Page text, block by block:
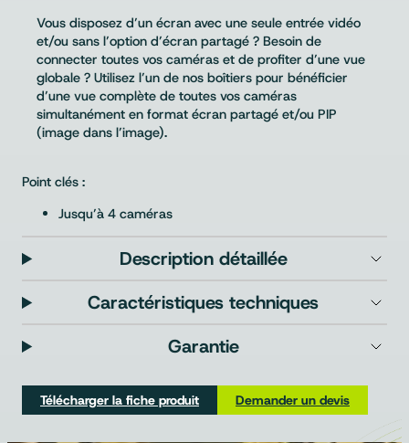
Vous disposez d’un écran avec une seule entrée vidéo
et/ou sans l’option d’écran partagé ? Besoin de
connecter toutes vos caméras et de profiter d’une vue
globale ? Utilisez l’un de nos boîtiers pour bénéficier
d’une vue complète de toutes vos caméras
simultanément en format écran partagé et/ou PIP
(image dans l’image).
Point clés :
Jusqu’à 4 caméras
Description détaillée
Caractéristiques techniques
Garantie
Télécharger la fiche produit Demander un devis